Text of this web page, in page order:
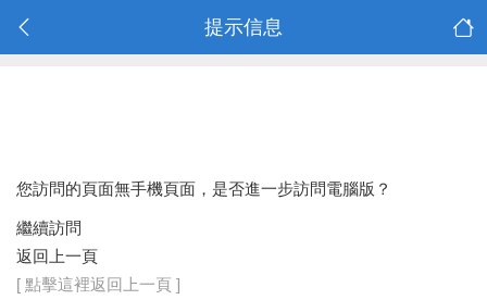
提示信息
您訪問的頁面無手機頁面，是否進一步訪問電腦版？
繼續訪問
返回上一頁
[ 點擊這裡返回上一頁 ]